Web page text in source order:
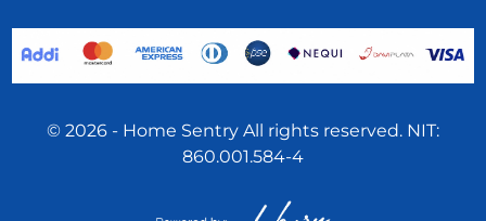
© 2026 - Home Sentry All rights reserved. NIT:
860.001.584-4